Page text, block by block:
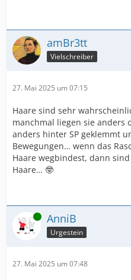
amBr3tt
Vielschreiber
27. Mai 2025 um 07:15
Haare sind sehr
manchmal liegen sie anders
anders hinter SP geklemmt
Bewegungen… wenn das
Haare wegbindest, dann
Haare… 🤓
Online AnniB
Urgestein
27. Mai 2025 um 07:48